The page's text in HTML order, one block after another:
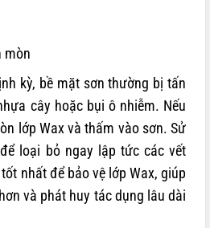
mòn
kỳ, bề mặt sơn thường bị tấn
cây hoặc bụi ô nhiễm. Nếu
lớp Wax và thấm vào sơn. Sử
loại bỏ ngay lập tức các vết
nhất để bảo vệ lớp Wax, giúp
và phát huy tác dụng lâu dài